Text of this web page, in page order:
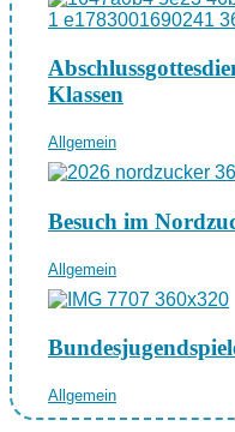
Klassen
Allgemein
Besuch im
Allgemein
Allgemein